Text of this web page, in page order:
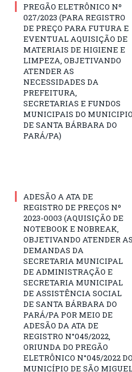
PREGÃO ELETRÔNICO Nº
027/2023 (PARA REGISTRO
DE PREÇO PARA FUTURA E
EVENTUAL AQUISIÇÃO DE
MATERIAIS DE HIGIENE E
LIMPEZA, OBJETIVANDO
ATENDER AS
NECESSIDADES DA
PREFEITURA,
SECRETARIAS E FUNDOS
MUNICIPAIS DO MUNICIPIO
DE SANTA BÁRBARA DO
PARÁ/PA)
ADESÃO A ATA DE
REGISTRO DE PREÇOS Nº
2023-0003 (AQUISIÇÃO DE
NOTEBOOK E NOBREAK,
OBJETIVANDO ATENDER AS
DEMANDAS DA
SECRETARIA MUNICIPAL
DE ADMINISTRAÇÃO E
SECRETARIA MUNICIPAL
DE ASSISTÊNCIA SOCIAL
DE SANTA BÁRBARA DO
PARÁ/PA POR MEIO DE
ADESÃO DA ATA DE
REGISTRO N°045/2022,
ORIUNDA DO PREGÃO
ELETRÔNICO N°045/2022 DO
MUNICÍPIO DE SÃO